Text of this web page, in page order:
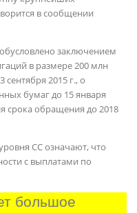
в сообщении
заключением
в размере 200 млн
2015 г., о
бумаг до 15 января
срока обращения до 2018
СС означают, что
с выплатами по
большое